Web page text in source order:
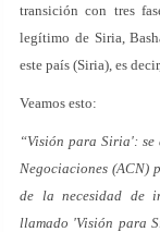
transición con tres
legítimo de Siria,
este país (Siria), es
Veamos esto:
“Visión para Siria': se
Negociaciones (ACN)
de la necesidad de
llamado 'Visión para